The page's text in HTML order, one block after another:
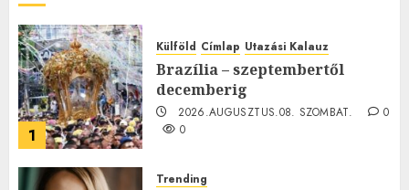
1
Külföld Címlap Utazási Kalauz
Brazília – szeptembertől
decemberig
2026.AUGUSZTUS.08. SZOMBAT.
0
0
Trending